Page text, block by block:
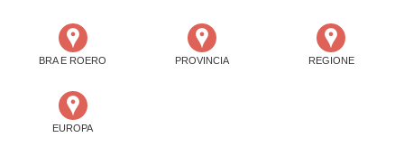
BRA E ROERO PROVINCIA REGIONE
EUROPA